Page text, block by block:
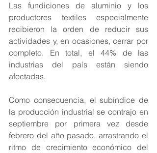
Las fundiciones de aluminio y los
productores textiles especialmente
recibieron la orden de reducir sus
actividades y, en ocasiones, cerrar por
completo. En total, el 44% de las
industrias del país están siendo
afectadas.
Como consecuencia, el subíndice de
la producción industrial se contrajo en
septiembre por primera vez desde
febrero del año pasado, arrastrando el
ritmo de crecimiento económico del